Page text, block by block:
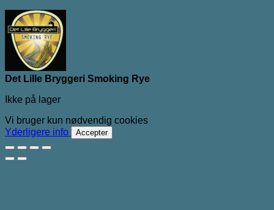
Det Lille Bryggeri Smoking Rye
Ikke på lager
Vi bruger kun nødvendig cookies
Yderligere info
Accepter